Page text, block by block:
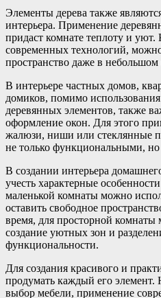
Элементы дерева также
интерьера. Применение
придаст комнате теплоту и
современных технологий,
пространство даже в
В интерьере частных домов,
домиков, помимо
деревянных элементов, также
оформление окон. Для этого
жалюзи, ниши или стеклянные
не только функциональными,
В создании интерьера
учесть характерные
маленькой комнаты можно
оставить свободное
время, для просторной комнаты
создание уютных зон и
функциональности.
Для создания красивого и
продумать каждый его
выбор мебели, применение